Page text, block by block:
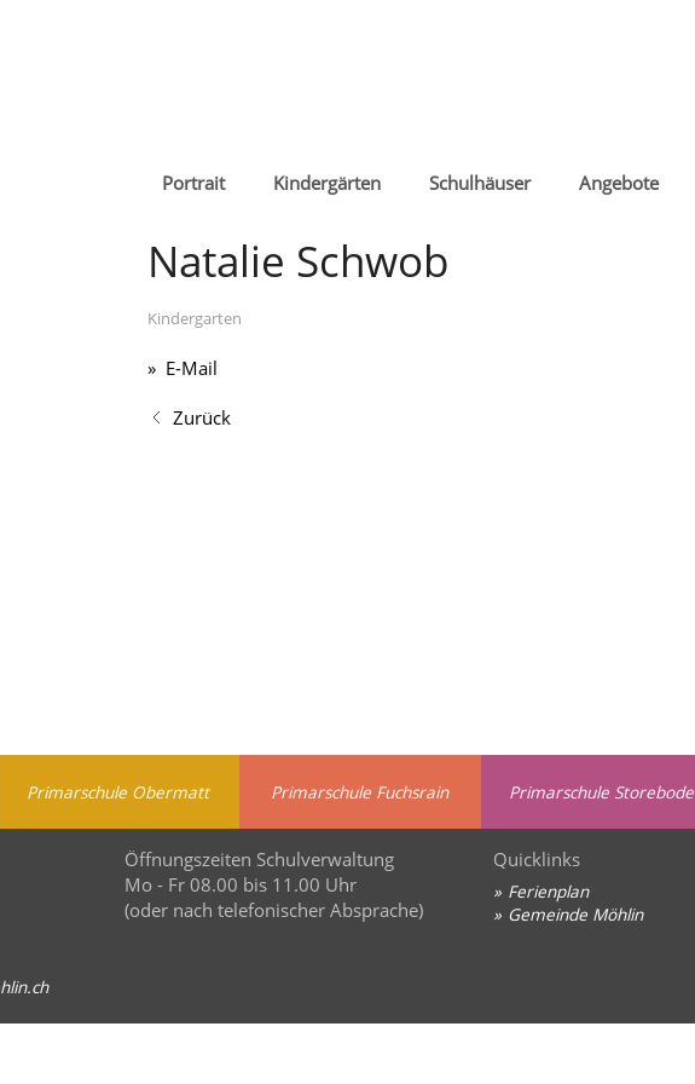
Portrait Kindergärten Schulhäuser Angebote
Natalie Schwob
Kindergarten
E-Mail
Zurück
Primarschule Obermatt Primarschule Fuchsrain Primarschule Storebode
hln ch
Öffnungszeiten Schulverwaltung
Mo - Fr 08.00 bis 11.00 Uhr
(oder nach telefonischer Absprache)
Quicklinks
Ferienplan
Gemeinde Möhlin